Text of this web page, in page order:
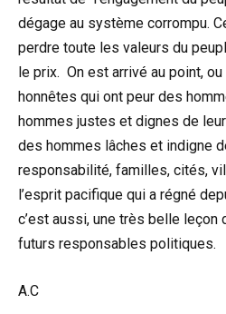
dégage au système corrompu.
perdre toute les valeurs du
le prix. On est arrivé au point,
honnêtes qui ont peur des
hommes justes et dignes de
des hommes lâches et indigne
responsabilité, familles, cités,
l’esprit pacifique qui a régné
c’est aussi, une très belle leçon
futurs responsables politiques.
A.C